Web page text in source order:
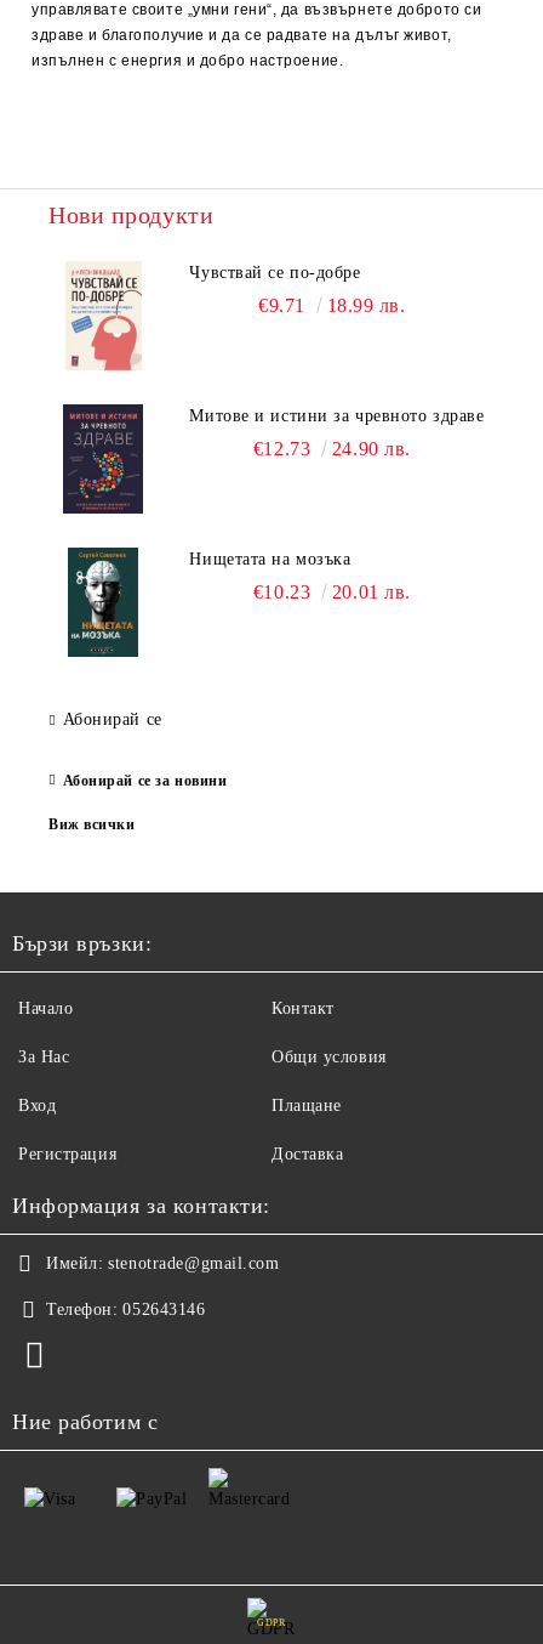
управлявате своите „умни гени“, да възвърнете доброто си
здраве и благополучие и да се радвате на дълъг живот,
изпълнен с енергия и добро настроение.
Нови продукти
Чувствай се по-добре
€9.71 18.99 лв.
Митове и истини за чревното здраве
€12.73 24.90 лв.
Нищетата на мозъка
€10.23 20.01 лв.
Абонирай се
Абонирай се за новини
Виж всички
Бързи връзки:
Начало
За Нас
Вход
Регистрация
Контакт
Общи условия
Плащане
Доставка
Информация за контакти:
Имейл: stenotrade@gmail.com
Телефон: 052643146
Ние работим с
GDPR